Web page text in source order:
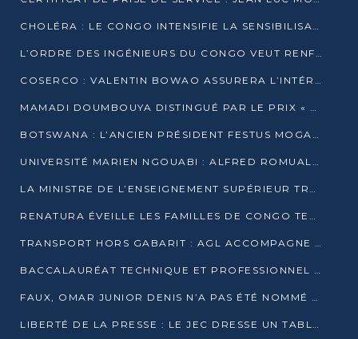
CHOLÉRA : LE CONGO INTENSIFIE LA SENSIBILISATION AU MARCHÉ DE TALANGAÏ
L’ORDRE DES INGÉNIEURS DU CONGO VEUT RENFORCER L’ÉTHIQUE ET LA CRÉDIBILITÉ DE LA PROFESSION
COSERCO : VALENTIN BOWAO ASSURERA L’INTÉRIM À LA TÊTE DU BUREAU EXÉCUTIF NATIONAL
MAMADI DOUMBOUYA DISTINGUÉ PAR LE PRIX « SUPER GRAND BÂTISSEUR BABACAR N’DIAYE »
BOTSWANA : L’ANCIEN PRÉSIDENT FESTUS MOGAE EST MORT À 86 ANS
UNIVERSITÉ MARIEN NGOUABI : ALFRED ROMUALD NGUYA POATY SOUTIENT UNE THÈSE SUR LE PARADOXE DE LA CROISSANCE EN ZONE CEMAC
LA MINISTRE DE L’ENSEIGNEMENT SUPÉRIEUR TRACE SA FEUILLE DE ROUTE
RENATURA ÉVEILLE LES FAMILLES DE CONGO TERMINAL À LA PROTECTION DE L’ENVIRONNEMENT
TRANSPORT HORS GABARIT : AGL ACCOMPAGNE LE DÉVELOPPEMENT DU SECTEUR BRASSICOLE AU CONGO
BACCALAURÉAT TECHNIQUE ET PROFESSIONNEL : 16 352 CANDIDATS LANCÉS DANS LES ÉPREUVES D’EPS
FAUX, OMAR JUNIOR DENIS N’A PAS ÉTÉ NOMMÉ AIDE DE CAMP ADJOINT DE DENIS SASSOU NGUESSO
LIBERTÉ DE LA PRESSE : LE JEC DRESSE UN TABLEAU PRÉOCCUPANT AU CONGO